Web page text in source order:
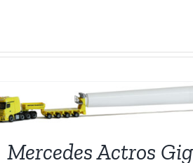
Mercedes Actros